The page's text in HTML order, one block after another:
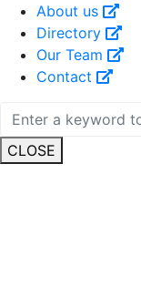
About us
Directory
Our Team
Contact
CLOSE